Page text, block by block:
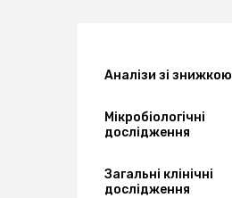
Аналізи зі знижкою
Мікробіологічні
дослідження
Загальні клінічні
дослідження